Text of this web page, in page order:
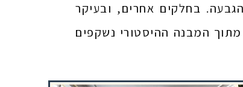
בחלקים אחרים, ובעיקר
המבנה ההיסטורי נשקפים